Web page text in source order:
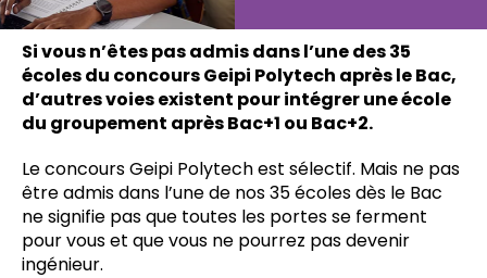
Si vous n’êtes pas admis dans l’une des 35
écoles du concours Geipi Polytech après le Bac,
d’autres voies existent pour intégrer une école
du groupement après Bac+1 ou Bac+2.
Le concours Geipi Polytech est sélectif. Mais ne pas
être admis dans l’une de nos 35 écoles dès le Bac
ne signifie pas que toutes les portes se ferment
pour vous et que vous ne pourrez pas devenir
ingénieur.